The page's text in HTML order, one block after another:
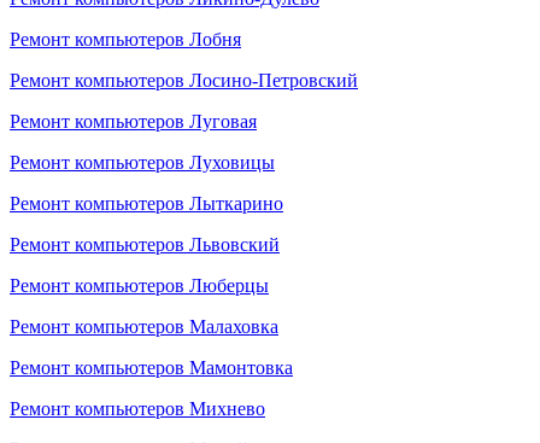
Ремонт компьютеров Лобня
Ремонт компьютеров Лосино-Петровский
Ремонт компьютеров Луговая
Ремонт компьютеров Луховицы
Ремонт компьютеров Лыткарино
Ремонт компьютеров Львовский
Ремонт компьютеров Люберцы
Ремонт компьютеров Малаховка
Ремонт компьютеров Мамонтовка
Ремонт компьютеров Михнево